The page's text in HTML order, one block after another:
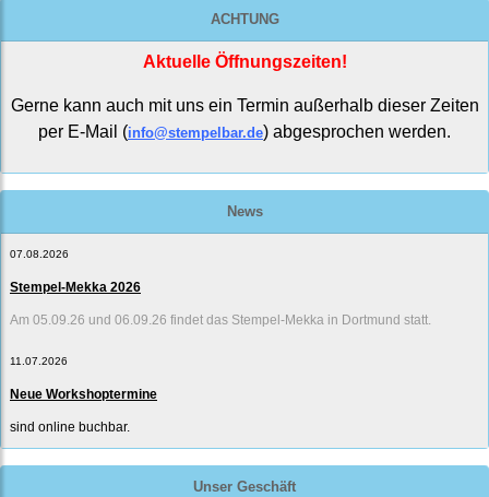
ACHTUNG
Aktuelle Öffnungszeiten!
Gerne kann auch mit uns ein Termin außerhalb dieser Zeiten
per E-Mail (info@stempelbar.de) abgesprochen werden.
News
07.08.2026
Stempel-Mekka 2026
Am 05.09.26 und 06.09.26 findet das Stempel-Mekka in Dortmund statt.
11.07.2026
Neue Workshoptermine
sind online buchbar.
Unser Geschäft